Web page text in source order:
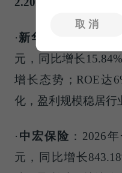
·新华保险
：2026
元，同比增长
增长态势；ROE达
化，盈利规模稳居行
· 中宏保险 ：2026
元，同比增长
取消